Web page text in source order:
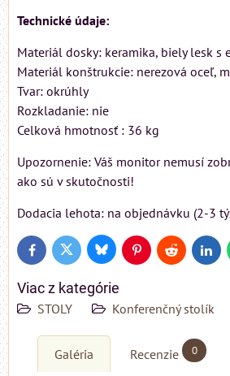
Technické údaje:
Materiál dosky: keramika, biely lesk s
Materiál konštrukcie: nerezová oceľ,
Tvar: okrúhly
Rozkladanie: nie
Celková hmotnosť : 36 kg
Upozornenie: Váš monitor nemusí
ako sú v skutočnosti!
Dodacia lehota: na objednávku (2-3
FacebookTwitter BlueskyPinterestReddit
Viac z kategórie
STOLY Konferenčný stolík
Galéria Recenzie 0